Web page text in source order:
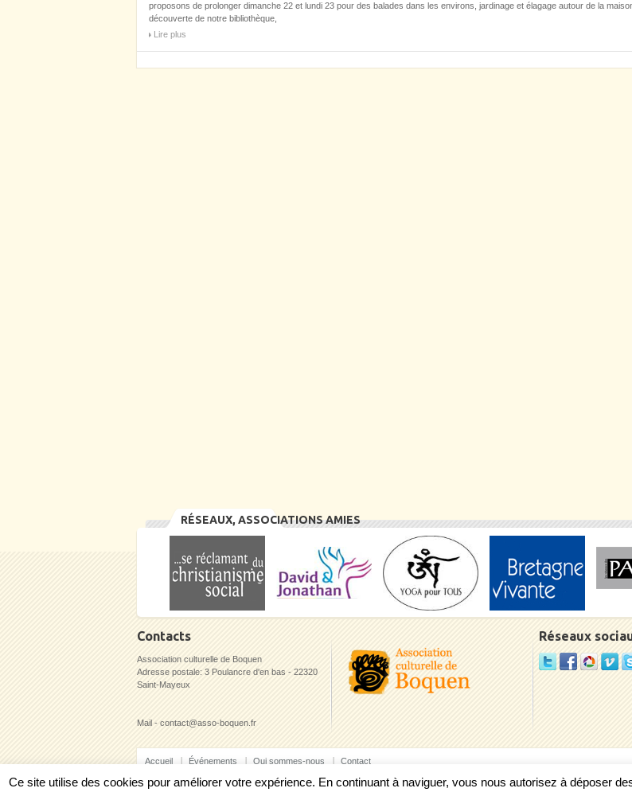
proposons de prolonger dimanche 22 et lundi 23 pour des balades dans les environs, jardinage et élagage autour de la
découverte de notre bibliothèque,
Lire plus
RÉSEAUX, ASSOCIATIONS AMIES
Contacts
Association culturelle de Boquen
Adresse postale: 3 Poulancre d'en bas - 22320
Saint-Mayeux
Mail - contact@asso-boquen.fr
Réseaux
Accueil Événements Qui sommes-nous Contact
Ce site utilise des cookies pour améliorer votre expérience. En continuant à naviguer, vous nous autorisez à déposer